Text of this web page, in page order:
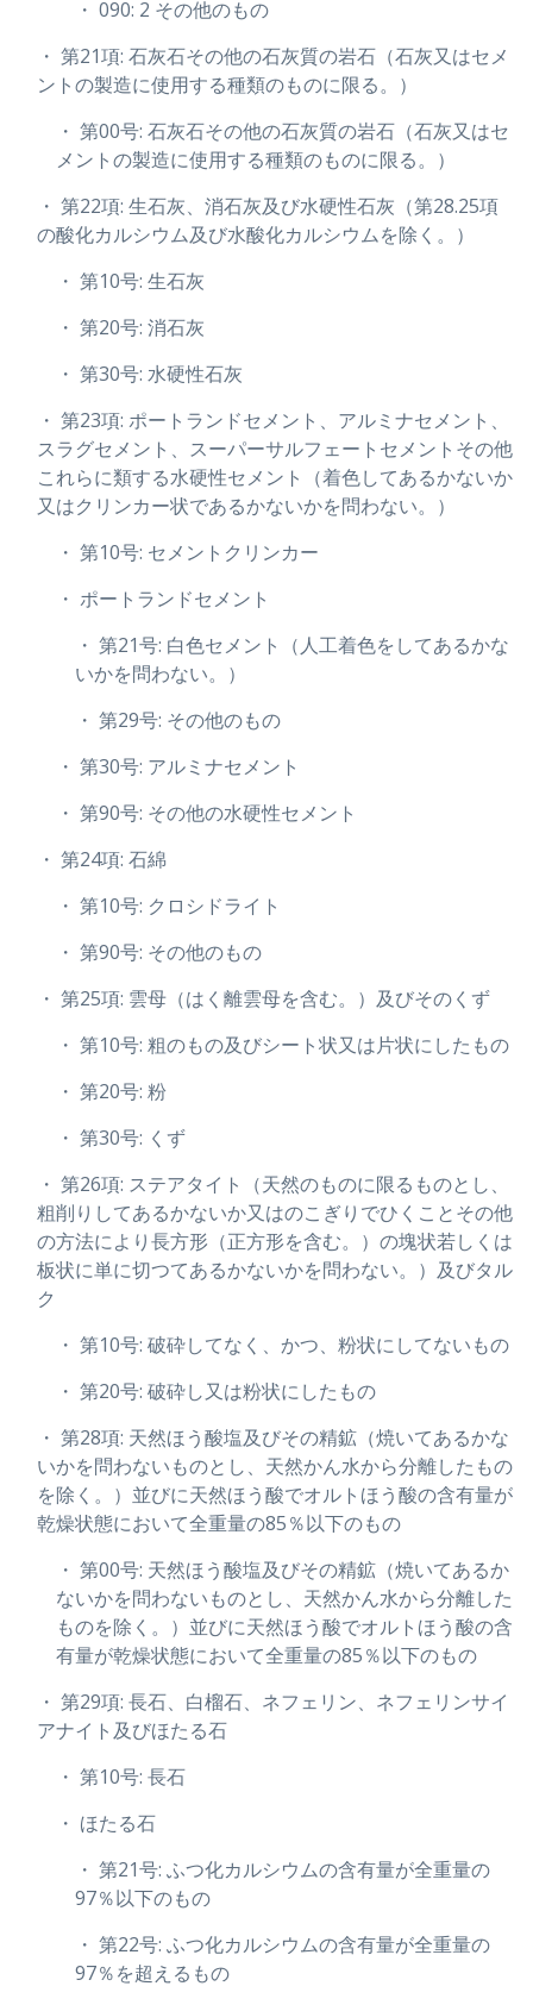
・ 090: 2 その他のもの
・ 第21項: 石灰石その他の石灰質の岩石（石灰又はセメ
ントの製造に使用する種類のものに限る。）
・ 第00号: 石灰石その他の石灰質の岩石（石灰又はセ
メントの製造に使用する種類のものに限る。）
・ 第22項: 生石灰、消石灰及び水硬性石灰（第28.25項
の酸化カルシウム及び水酸化カルシウムを除く。）
・ 第10号: 生石灰
・ 第20号: 消石灰
・ 第30号: 水硬性石灰
・ 第23項: ポートランドセメント、アルミナセメント、
スラグセメント、スーパーサルフェートセメントその他
これらに類する水硬性セメント（着色してあるかないか
又はクリンカー状であるかないかを問わない。）
・ 第10号: セメントクリンカー
・ ポートランドセメント
・ 第21号: 白色セメント（人工着色をしてあるかな
いかを問わない。）
・ 第29号: その他のもの
・ 第30号: アルミナセメント
・ 第90号: その他の水硬性セメント
・ 第24項: 石綿
・ 第10号: クロシドライト
・ 第90号: その他のもの
・ 第25項: 雲母（はく離雲母を含む。）及びそのくず
・ 第10号: 粗のもの及びシート状又は片状にしたもの
・ 第20号: 粉
・ 第30号: くず
・ 第26項: ステアタイト（天然のものに限るものとし、
粗削りしてあるかないか又はのこぎりでひくことその他
の方法により長方形（正方形を含む。）の塊状若しくは
板状に単に切つてあるかないかを問わない。）及びタル
ク
・ 第10号: 破砕してなく、かつ、粉状にしてないもの
・ 第20号: 破砕し又は粉状にしたもの
・ 第28項: 天然ほう酸塩及びその精鉱（焼いてあるかな
いかを問わないものとし、天然かん水から分離したもの
を除く。）並びに天然ほう酸でオルトほう酸の含有量が
乾燥状態において全重量の85％以下のもの
・ 第00号: 天然ほう酸塩及びその精鉱（焼いてあるか
ないかを問わないものとし、天然かん水から分離した
ものを除く。）並びに天然ほう酸でオルトほう酸の含
有量が乾燥状態において全重量の85％以下のもの
・ 第29項: 長石、白榴石、ネフェリン、ネフェリンサイ
アナイト及びほたる石
・ 第10号: 長石
・ ほたる石
・ 第21号: ふつ化カルシウムの含有量が全重量の
97％以下のもの
・ 第22号: ふつ化カルシウムの含有量が全重量の
97％を超えるもの